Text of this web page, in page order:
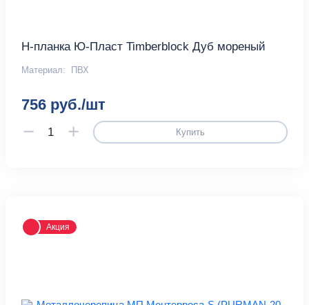
H-планка Ю-Пласт Timberblock Дуб мореный
Материал: ПВХ
756 руб./шт
Купить
Акция